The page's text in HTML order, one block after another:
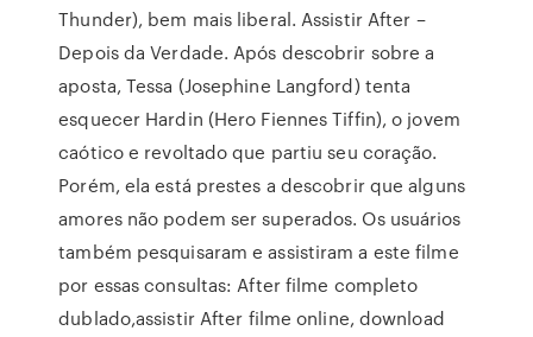
Thunder), bem mais liberal. Assistir After –
Depois da Verdade. Após descobrir sobre a
aposta, Tessa (Josephine Langford) tenta
esquecer Hardin (Hero Fiennes Tiffin), o jovem
caótico e revoltado que partiu seu coração.
Porém, ela está prestes a descobrir que alguns
amores não podem ser superados. Os usuários
também pesquisaram e assistiram a este filme
por essas consultas: After filme completo
dublado,assistir After filme online, download